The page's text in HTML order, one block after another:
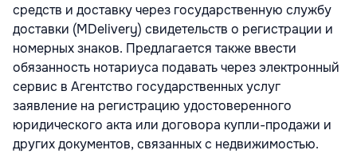
средств и доставку через государственную службу
доставки (MDelivery) свидетельств о регистрации и
номерных знаков. Предлагается также ввести
обязанность нотариуса подавать через электронный
сервис в Агентство государственных услуг
заявление на регистрацию удостоверенного
юридического акта или договора купли-продажи и
других документов, связанных с недвижимостью.